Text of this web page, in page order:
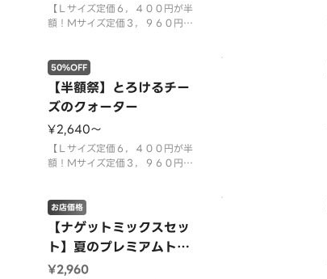
【Ｌサイズ定価６，４００円が半
額！Ｍサイズ定価３，９６０円が
ＣＭ商品「ガーリックビーフ＆フ
レッシュレタス」に、満足感たっ
ぷりの「芳醇チェダーチーズ＆ベ
ーコンポテト」、ピザーラ定番の
美味しさが楽しめる「
【半額祭】とろけるチー
ズのクォーター
50%OFF
¥2,640〜
【Ｌサイズ定価６，４００円が半
額！Ｍサイズ定価３，９６０円が
ろけるチーズ＆トマト」、「４種
のミートミックス」、「ポテト＆
厚切りベーコン」、「マルゲリー
タ」のピザが１度に楽しめる大人
も子供も大満足なクォ
【ナゲットミックスセッ
ト】夏のプレミアムトリ
オ
お店価格
¥2,960